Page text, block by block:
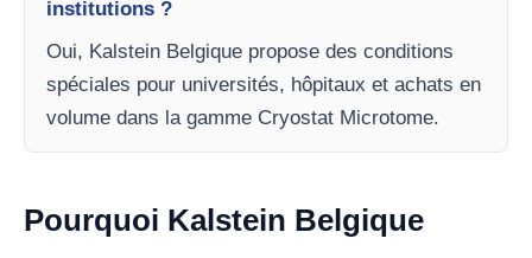
institutions ?
Oui, Kalstein Belgique propose des conditions
spéciales pour universités, hôpitaux et achats en
volume dans la gamme Cryostat Microtome.
Pourquoi Kalstein Belgique